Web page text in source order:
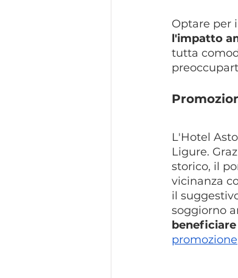
Optare per
l'impatto
tutta
L'Hotel
Ligure.
storico, il
vicinanza
il
soggiorno
beneficiare
promozione